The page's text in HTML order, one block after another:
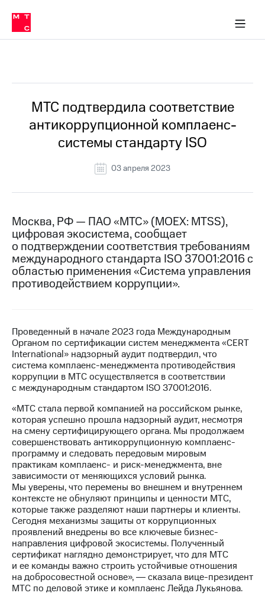
Медиа-центр
и акционерам
Устойчивое развитие
Комплаенс и деловая этика
компании
Карьера
История
компании
Руководство
информация
Контакты
Медиа-центр
Пресс-
релизы
МТС
Интервью
Финансовая
отчетность
Контакты
Новости
в
регионе
и акционерам
Корпоративное
управление
Корпоративный
секретарь
Раскрытие
информации
Информация
акционерам
Документы
ПАО
в МТС
Пресс-
релизы
МТС
о технологиях
МТС подтвердила соответствие
антикоррупционной комплаенс-
системы стандарту ISO
03 апреля 2023
Москва, РФ — ПАО «МТС» (MOEX: MTSS),
цифровая экосистема, сообщает
о подтверждении соответствия требованиям
международного стандарта ISO 37001:2016 с
областью применения «Система управления
противодействием коррупции».
Проведенный в начале 2023 года Международным
Органом по сертификации систем менеджмента «CERT
International» надзорный аудит подтвердил, что
система комплаенс-менеджмента противодействия
коррупции в МТС осуществляется в соответствии
с международным стандартом ISO 37001:2016.
«МТС стала первой компанией на российском рынке,
которая успешно прошла надзорный аудит, несмотря
на смену сертифицирующего органа. Мы продолжаем
совершенствовать антикоррупционную комплаенс-
программу и следовать передовым мировым
практикам комплаенс- и риск-менеджмента, вне
зависимости от меняющихся условий рынка.
Мы уверены, что перемены во внешнем и внутреннем
контексте не обнуляют принципы и ценности МТС,
которые также разделяют наши партнеры и клиенты.
Сегодня механизмы защиты от коррупционных
проявлений внедрены во все ключевые бизнес-
направления цифровой экосистемы. Полученный
сертификат наглядно демонстрирует, что для МТС
и ее команды важно строить устойчивые отношения
на добросовестной основе», ― сказала вице-президент
МТС по деловой этике и комплаенс Лейда Лукьянова.